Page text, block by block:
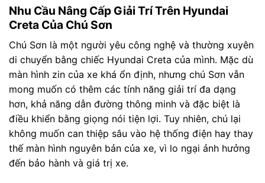
Nhu Cầu Nâng Cấp Giải Trí Trên Hyundai
Creta Của Chú Sơn
Chú Sơn là một người yêu công nghệ và thường xuyên
di chuyển bằng chiếc Hyundai Creta của mình. Mặc dù
màn hình zin của xe khá ổn định, nhưng chú Sơn vẫn
mong muốn có thêm các tính năng giải trí đa dạng
hơn, khả năng dẫn đường thông minh và đặc biệt là
điều khiển bằng giọng nói tiện lợi. Tuy nhiên, chú lại
không muốn can thiệp sâu vào hệ thống điện hay thay
thế màn hình nguyên bản của xe, vì lo ngại ảnh hưởng
đến bảo hành và giá trị xe.